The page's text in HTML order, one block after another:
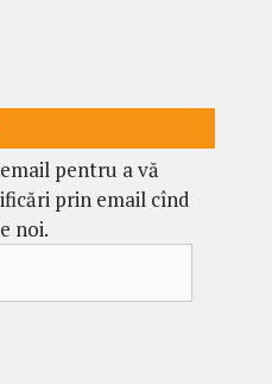
pentru a vă
prin email cînd
noi.